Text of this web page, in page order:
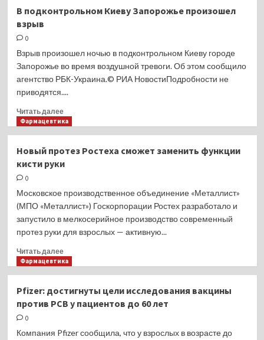
Пентагона
бы видеть
Украину
в НАТО
В подконтрольном Киеву Запорожье произошел
взрыв
0
Взрыв произошел ночью в подконтрольном Киеву городе
Запорожье во время воздушной тревоги. Об этом сообщило
агентство РБК-Украина.© РИА НовостиПодробности не
приводятся....
Читать далееПрочитать
больше
Киеву
Запорожье
Фармацевтика
Новый протез Ростеха сможет заменить функции
кисти руки
0
Московское производственное объединение «Металлист»
(МПО «Металлист») Госкорпорации Ростех разработало и
запустило в мелкосерийное производство современный
протез руки для взрослых — активную...
Читать далееПрочитать
больше
протез
Ростеха
заменить
Фармацевтика
Pfizer: достигнуты цели исследования вакцины
против РСВ у пациентов до 60 лет
0
Компания Pfizer сообщила, что у взрослых в возрасте до